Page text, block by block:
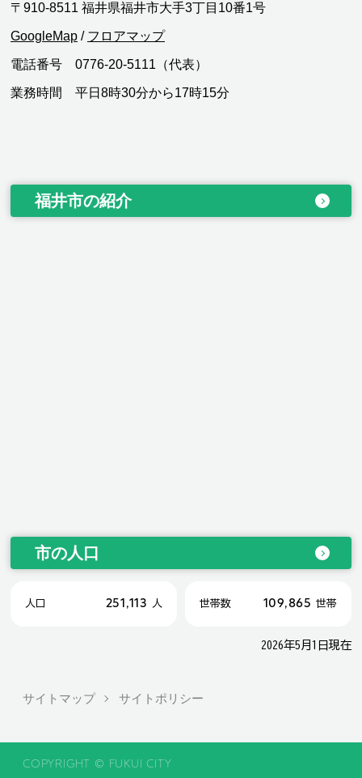
〒910-8511 福井県福井市大手3丁目10番1号
GoogleMap / フロアマップ
電話番号 0776-20-5111（代表）
業務時間 平日8時30分から17時15分
福井市の紹介
市の人口
人口 251,113 人 世帯数 109,865 世帯
2026年5月1日現在
サイトマップ サイトポリシー
COPYRIGHT © FUKUI CITY